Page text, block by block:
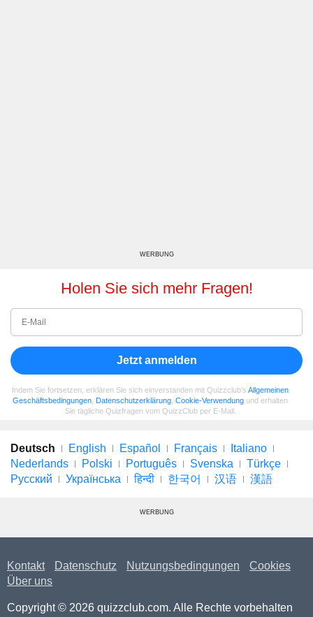
WERBUNG
Holen Sie sich mehr Fragen!
Jetzt anmelden
Indem Sie fortsetzen, erklären Sie sich einverstanden mit Quizzclub's Allgemeinen
Geschäftsbedingungen Datenschutzerklärung Cookie-Verwendung und erhalten
Sie tägliche Quizfragen vom QuizzClub per E-Mail.
Deutsch English Español Français
Italiano
Nederlands
Polski Português Svenska
Türkçe
Русский
Українська हिन्दी 한국어 汉语 漢語
WERBUNG
Kontakt Datenschutz Nutzungsbedingungen
Cookies
Über uns
Copyright © 2026 quizzclub.com. Alle Rechte vorbehalten